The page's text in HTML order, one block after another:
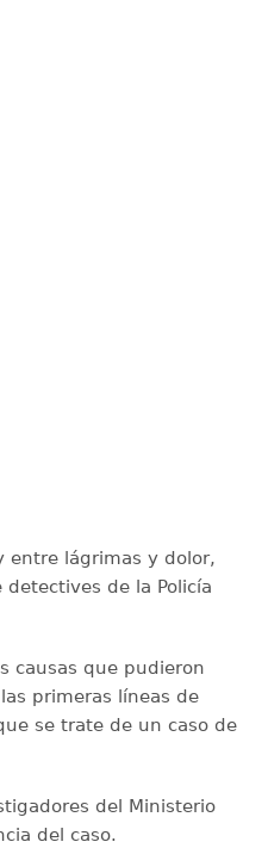
entre lágrimas y dolor,
de la Policía
causas que pudieron
primeras líneas de
se trate de un caso de
del Ministerio
del caso.